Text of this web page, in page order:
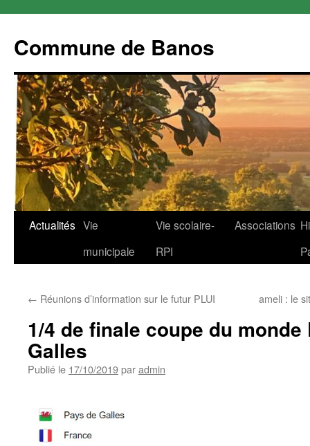
Commune de Banos
Aller
Actualités Vie
municipale
Vie scolaire-
RPI
Associations
← Réunions d’information sur le futur PLUI ameli : le
1/4 de finale coupe du monde
Galles
Publié le 17/10/2019paradmin